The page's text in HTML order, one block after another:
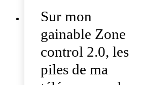
Sur mon
gainable Zone
control 2.0, les
piles de ma